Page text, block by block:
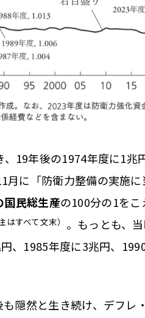
19年後の1974年度に1兆
に「防衛力整備の実施
国民総生産の100分の1をこ
はすべて文末） 。もっとも、
、1985年度に3兆円、
隠然と生き続け、デフレ